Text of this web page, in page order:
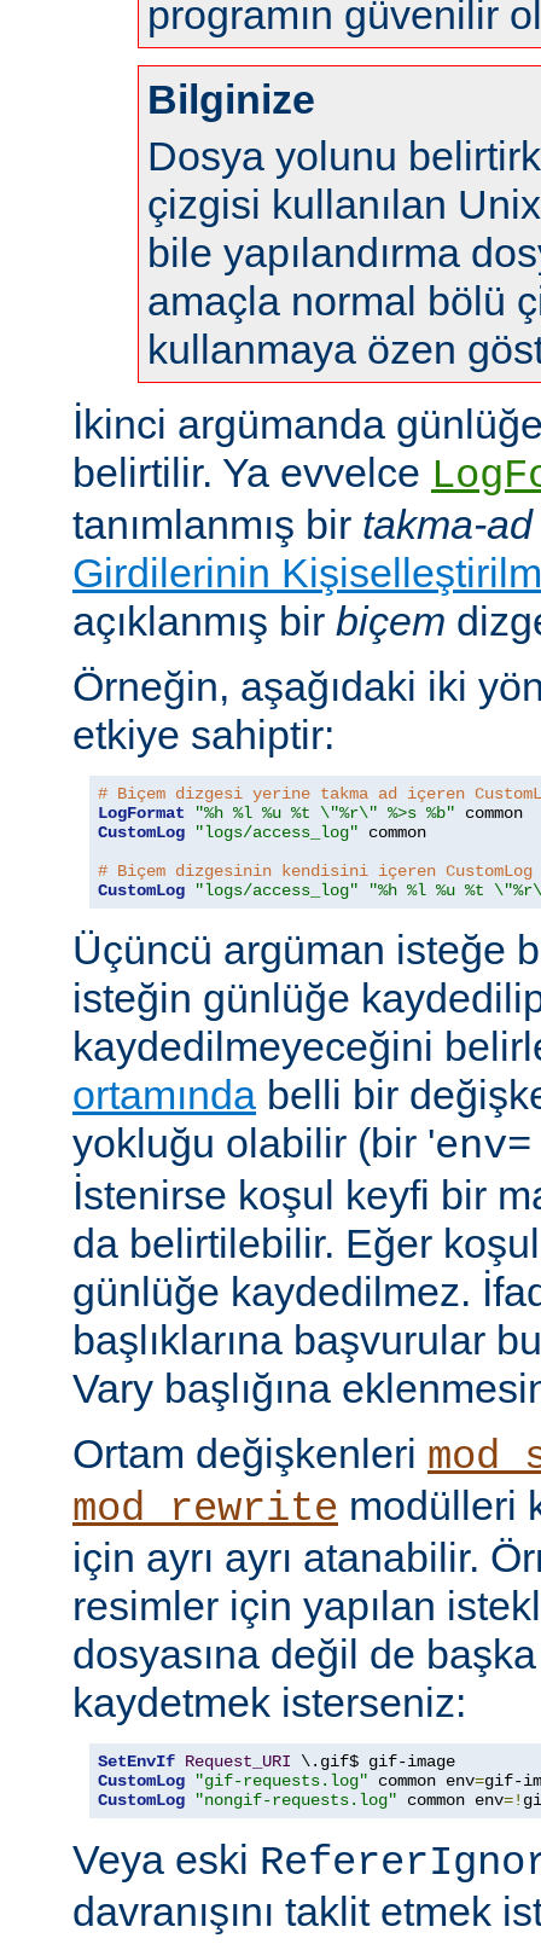
programın güvenilir
Bilginize
Dosya yolunu
çizgisi kullanılan
bile yapılandırma
amaçla normal bölü
kullanmaya özen
İkinci argümanda
belirtilir. Ya evvelce
tanımlanmış bir takma-ad
Girdilerinin
açıklanmış bir biçem
Örneğin, aşağıdaki iki
etkiye sahiptir:
# Biçem dizgesi yerine takma ad içeren
LogFormat
"%h %l %u %t \"%r\" %>s %b"
CustomLog
"logs/access_log" common
# Biçem dizgesinin kendisini içeren CustomLog
CustomLog
"logs/access_log" "%h %l %u %t
Üçüncü argüman isteğe
isteğin günlüğe
kaydedilmeyeceğini
ortamında belli bir
yokluğu olabilir (bir '
İstenirse koşul keyfi bir
da belirtilebilir. Eğer
günlüğe kaydedilmez.
başlıklarına başvurular
Vary başlığına
Ortam değişkenleri
mod_rewrite modülleri
için ayrı ayrı atanabilir.
resimler için yapılan
dosyasına değil de
kaydetmek isterseniz:
SetEnvIf Request_URI
CustomLog
"gif-requests.log" common env=
CustomLog
"nongif-requests.log" common env=!
Veya eski
davranışını taklit etmek